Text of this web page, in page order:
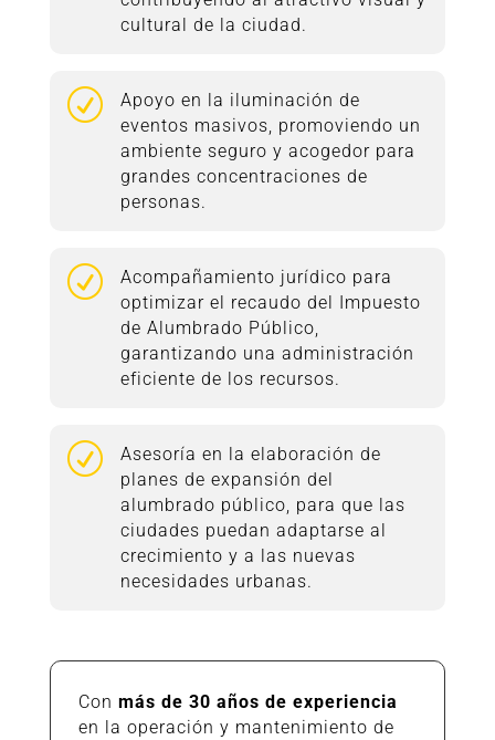
cultural de la ciudad.
R
Apoyo en la iluminación de
eventos masivos, promoviendo un
ambiente seguro y acogedor para
grandes concentraciones de
personas.
R
Acompañamiento jurídico para
optimizar el recaudo del Impuesto
de Alumbrado Público,
garantizando una administración
eficiente de los recursos.
R
Asesoría en la elaboración de
planes de expansión del
alumbrado público, para que las
ciudades puedan adaptarse al
crecimiento y a las nuevas
necesidades urbanas.
Con más de 30 años de experiencia
en la operación y mantenimiento de